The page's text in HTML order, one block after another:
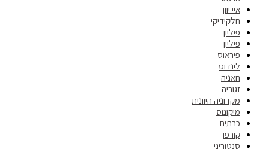
איי יוון
חלקידיקי
פיליון
פיליון
פיראוס
לינדוס
חאניה
זגוריה
מקדוניה היוונית
מיקונוס
כרתים
קורפו
סנטוריני